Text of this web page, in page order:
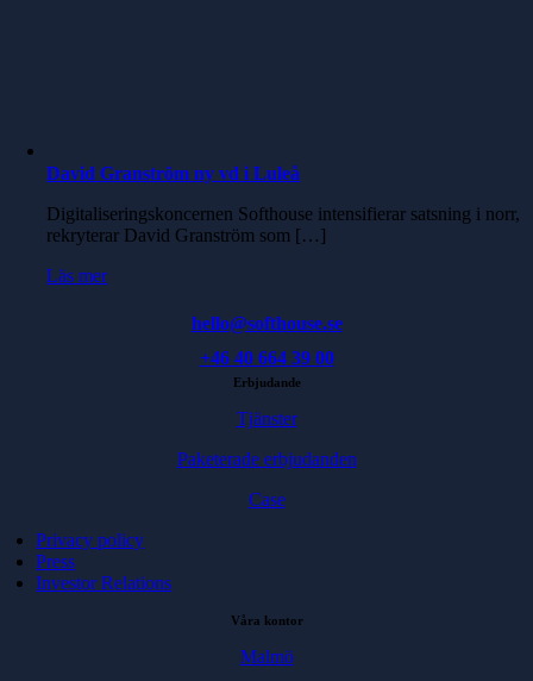
David Granström ny vd i Luleå
Digitaliseringskoncernen Softhouse intensifierar satsning i norr,
rekryterar David Granström som […]
Läs mer
hello@softhouse.se
+46 40 664 39 00
Erbjudande
Tjänster
Paketerade erbjudanden
Case
Privacy policy
Press
Investor Relations
Våra kontor
Malmö